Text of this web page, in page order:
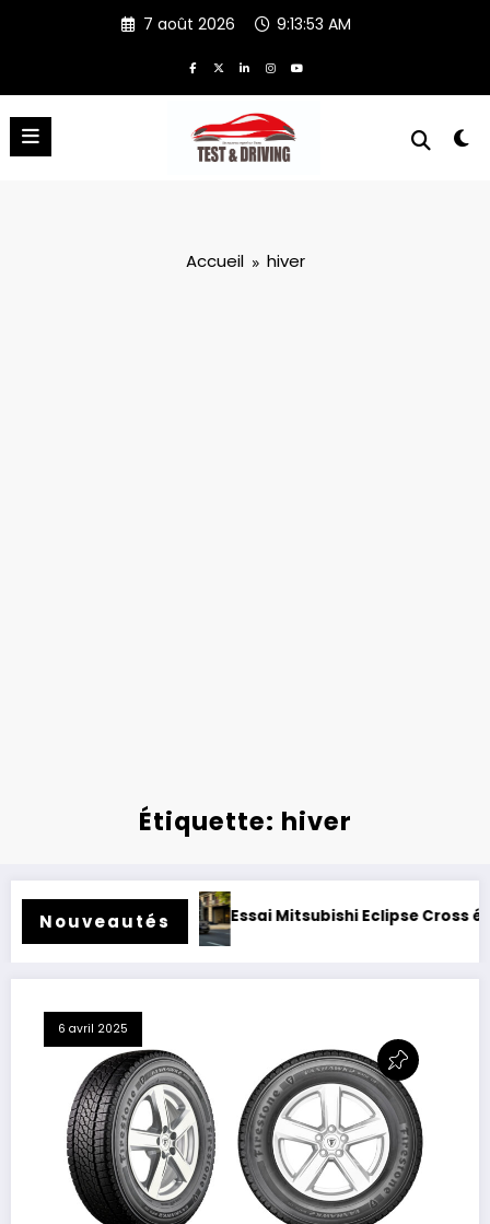
7 août 2026 9:13:54 AM
Accueil hiver
Étiquette: hiver
Nouveautés
rétrofité. Essai Mitsubishi Eclipse Cross électrique
6 avril 2025